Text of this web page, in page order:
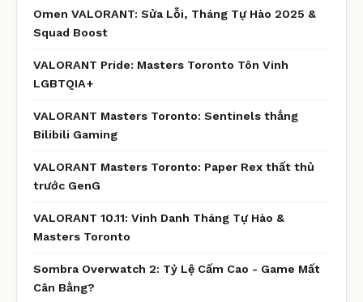
Omen VALORANT: Sửa Lỗi, Tháng Tự Hào 2025 &
Squad Boost
VALORANT Pride: Masters Toronto Tôn Vinh
LGBTQIA+
VALORANT Masters Toronto: Sentinels thắng
Bilibili Gaming
VALORANT Masters Toronto: Paper Rex thất thủ
trước GenG
VALORANT 10.11: Vinh Danh Tháng Tự Hào &
Masters Toronto
Sombra Overwatch 2: Tỷ Lệ Cấm Cao - Game Mất
Cân Bằng?